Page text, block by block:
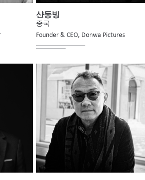
샨동빙
중국
Founder & CEO, Donwa Pictures